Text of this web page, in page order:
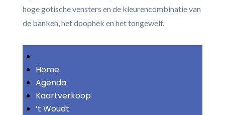
hoge gotische vensters en de kleurencombinatie van
de banken, het doophek en het tongewelf.
Home
Agenda
Kaartverkoop
’t Woudt